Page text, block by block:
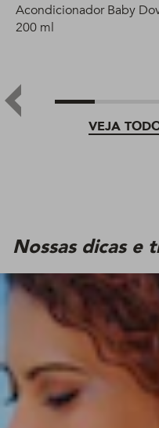
VEJA
Acondicionador Baby
200 ml
Nossas dicas e